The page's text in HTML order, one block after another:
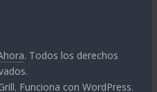
. Todos los derechos
Funciona conWordPress.